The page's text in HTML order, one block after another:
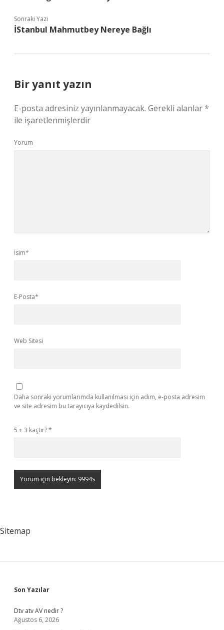
Sonraki Yazı
İStanbul Mahmutbey Nereye Bağlı
Bir yanıt yazın
E-posta adresiniz yayınlanmayacak. Gerekli alanlar*
ile işaretlenmişlerdir
Yorum
İsim*
E-Posta*
Web Sitesi
Daha sonraki yorumlarımda kullanılması için adım, e-posta adresim
ve site adresim bu tarayıcıya kaydedilsin.
5 + 3 kaçtır?*
Sitemap
Sidebar
Son Yazılar
Dtv atv AV nedir ?
Ağustos 6, 2026